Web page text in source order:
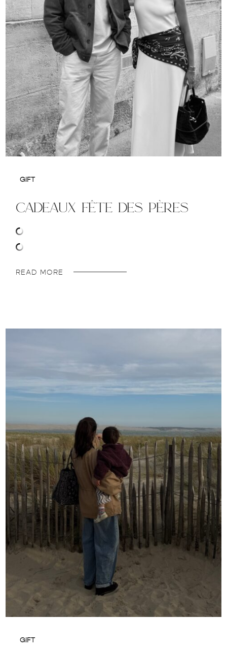
GIFT
cadeaux fête des pères
READ MORE
GIFT